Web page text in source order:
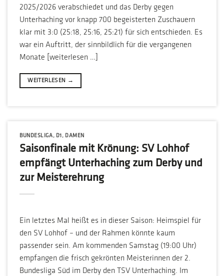
2025/2026 verabschiedet und das Derby gegen
Unterhaching vor knapp 700 begeisterten Zuschauern
klar mit 3:0 (25:18, 25:16, 25:21) für sich entschieden. Es
war ein Auftritt, der sinnbildlich für die vergangenen
Monate [weiterlesen …]
WEITERLESEN →
BUNDESLIGA, D1, DAMEN
Saisonfinale mit Krönung: SV Lohhof
empfängt Unterhaching zum Derby und
zur Meisterehrung
Ein letztes Mal heißt es in dieser Saison: Heimspiel für
den SV Lohhof – und der Rahmen könnte kaum
passender sein. Am kommenden Samstag (19:00 Uhr)
empfangen die frisch gekrönten Meisterinnen der 2.
Bundesliga Süd im Derby den TSV Unterhaching. Im